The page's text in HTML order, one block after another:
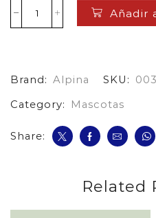
Whiskas
Sobre*85
Añadir
Brand: Alpina SKU:
Category:
Mascotas
Share:
Related